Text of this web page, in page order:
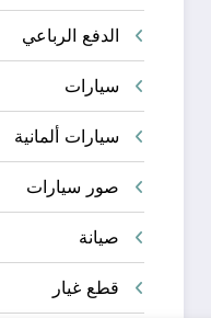
الدفع الرباعي
سيارات
سيارات ألمانية
صور سيارات
صيانة
قطع غيار